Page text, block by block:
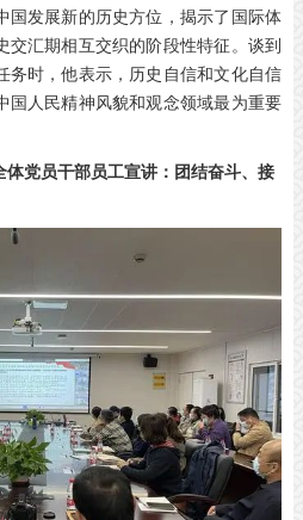
国发展新的历史方位，揭示了国际体
交汇期相互交织的阶段性特征。谈到
务时，他表示，历史自信和文化自信
国人民精神风貌和观念领域最为重要
体党员干部员工宣讲：团结奋斗、接